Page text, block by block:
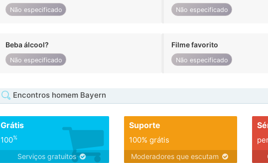
Não especificado Não especificado
Beba álcool?
Não especificado
Filme favorito
Não especificado
Encontros homem Bayern
Grátis
100%
Serviços gratuitos
Suporte
100% grátis
Moderadores que escutam